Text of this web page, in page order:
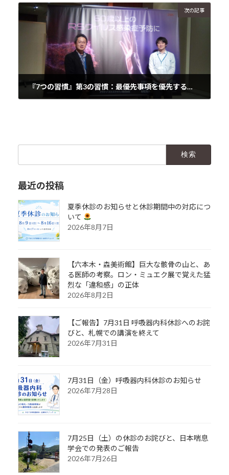
次の記事
『7つの習慣』第3の習慣：最優先事項を優先する
最近の投稿
夏季休診のお知らせと休診期間中の対応につ
いて
2026年8月7日
【六本木・森美術館】巨大な骸骨の山と、あ
る医師の考察。ロン・ミュエク展で覚えた猛
烈な「違和感」の正体
2026年8月2日
【ご報告】7月31日 呼吸器内科休診へのお詫
びと、札幌での講演を終えて
2026年7月31日
7月31日（金）呼吸器内科休診のお知らせ
2026年7月28日
7月25日（土）の休診のお詫びと、日本喘息
学会での発表のご報告
2026年7月26日